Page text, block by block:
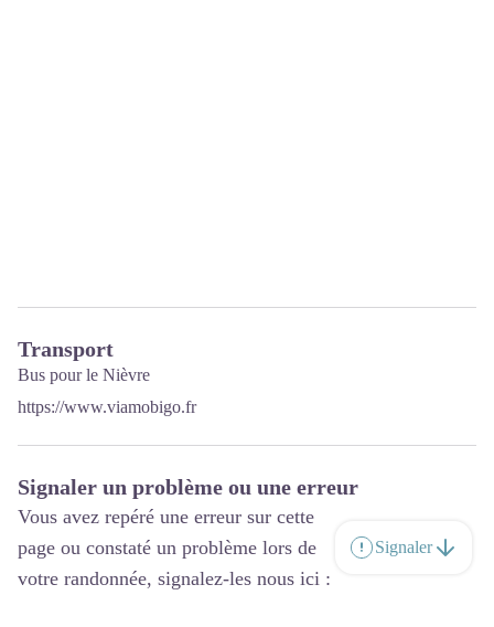
Transport
Bus pour le Nièvre
https://www.viamobigo.fr
Signaler un problème ou une erreur
Vous avez repéré une erreur sur cette
page ou constaté un problème lors de
votre randonnée, signalez-les nous ici :
Signaler